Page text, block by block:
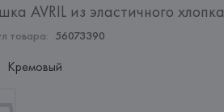
AVRIL из эластичного хлопка
товара: 56073390
Кремовый